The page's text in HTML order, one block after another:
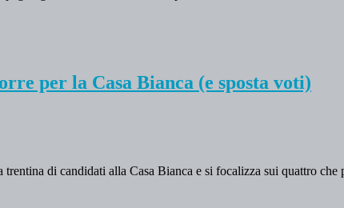
per la Casa Bianca (e sposta voti)
di candidati alla Casa Bianca e si focalizza sui quattro